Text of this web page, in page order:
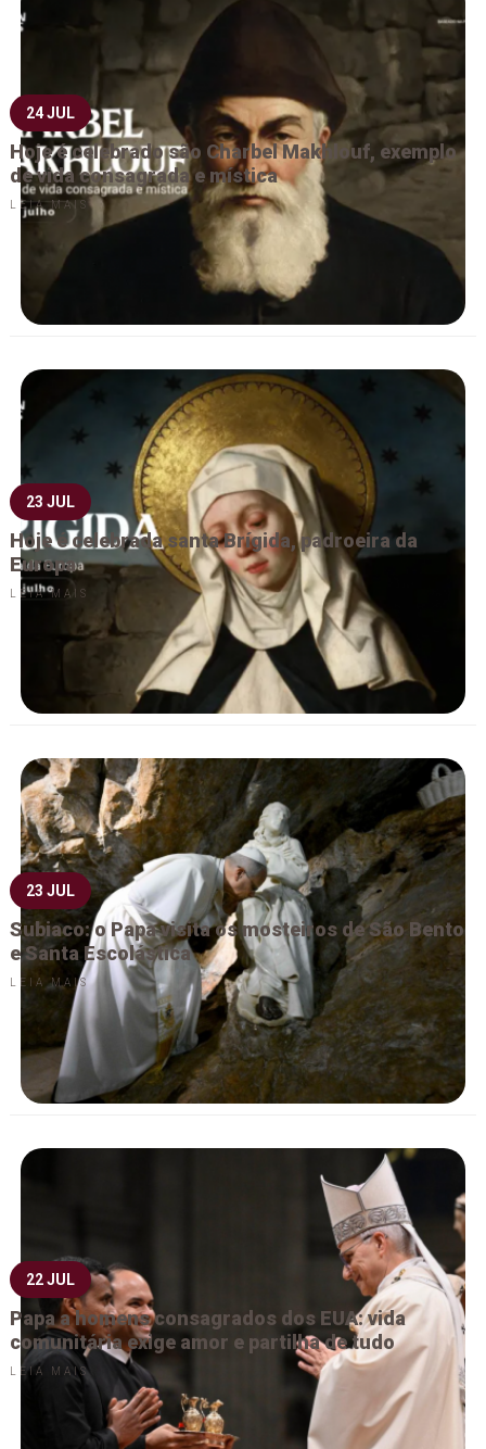
24 JUL
Hoje é celebrado são Charbel Makhlouf, exemplo
de vida consagrada e mística
LEIA MAIS
23 JUL
Hoje é celebrada santa Brígida, padroeira da
Europa
LEIA MAIS
23 JUL
Subiaco: o Papa visita os mosteiros de São Bento
e Santa Escolástica
LEIA MAIS
22 JUL
Papa a homens consagrados dos EUA: vida
comunitária exige amor e partilha de tudo
LEIA MAIS